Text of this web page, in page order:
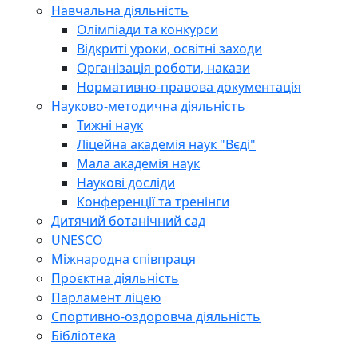
Навчальна діяльність
Олімпіади та конкурси
Відкриті уроки, освітні заходи
Організація роботи, накази
Нормативно-правова документація
Науково-методична діяльність
Тижні наук
Ліцейна академія наук "Вєді"
Мала академія наук
Наукові досліди
Конференції та тренінги
Дитячий ботанічний сад
UNESCO
Міжнародна співпраця
Проєктна діяльність
Парламент ліцею
Спортивно-оздоровча діяльність
Бібліотека